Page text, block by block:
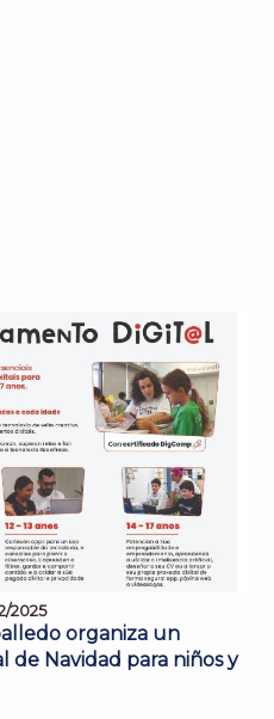
2025
organiza un
de Navidad para niños y